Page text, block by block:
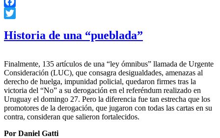
Facebook
Historia de una “pueblada”
Finalmente, 135 artículos de una “ley ómnibus” llamada de Urgente
Consideración (LUC), que consagra desigualdades, amenazas al
derecho de huelga, impunidad policial, quedaron firmes tras la
victoria del “No” a su derogación en el referéndum realizado en
Uruguay el domingo 27. Pero la diferencia fue tan estrecha que los
promotores de la derogación, que jugaron con todas las cartas en su
contra, consideran que salieron fortalecidos.
Por Daniel Gatti